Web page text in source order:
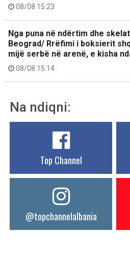
08/08 15:23
Nga puna në ndërtim dhe
Beograd/ Rrëfimi i boksierit
mijë serbë në arenë, e kisha
08/08 15:14
Na ndiqni:
Top Channel
@topchannelalbania